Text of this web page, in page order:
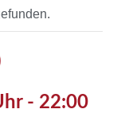
- 22:00